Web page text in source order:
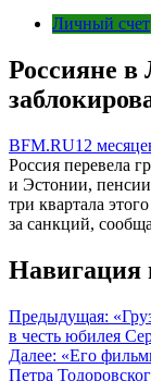
Личный счет
Россияне в
BFM.RU12
Россия перевела
и Эстонии,
три квартала
за санкций,
Навигация
Предыдущая:
в честь юбилея
Далее: «Его
Петра